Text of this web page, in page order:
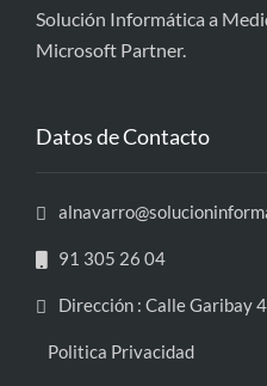
Solución Informática a
Microsoft Partner.
Datos de Contacto
91 305 26 04
Dirección : Calle Garibay
Politica Privacidad